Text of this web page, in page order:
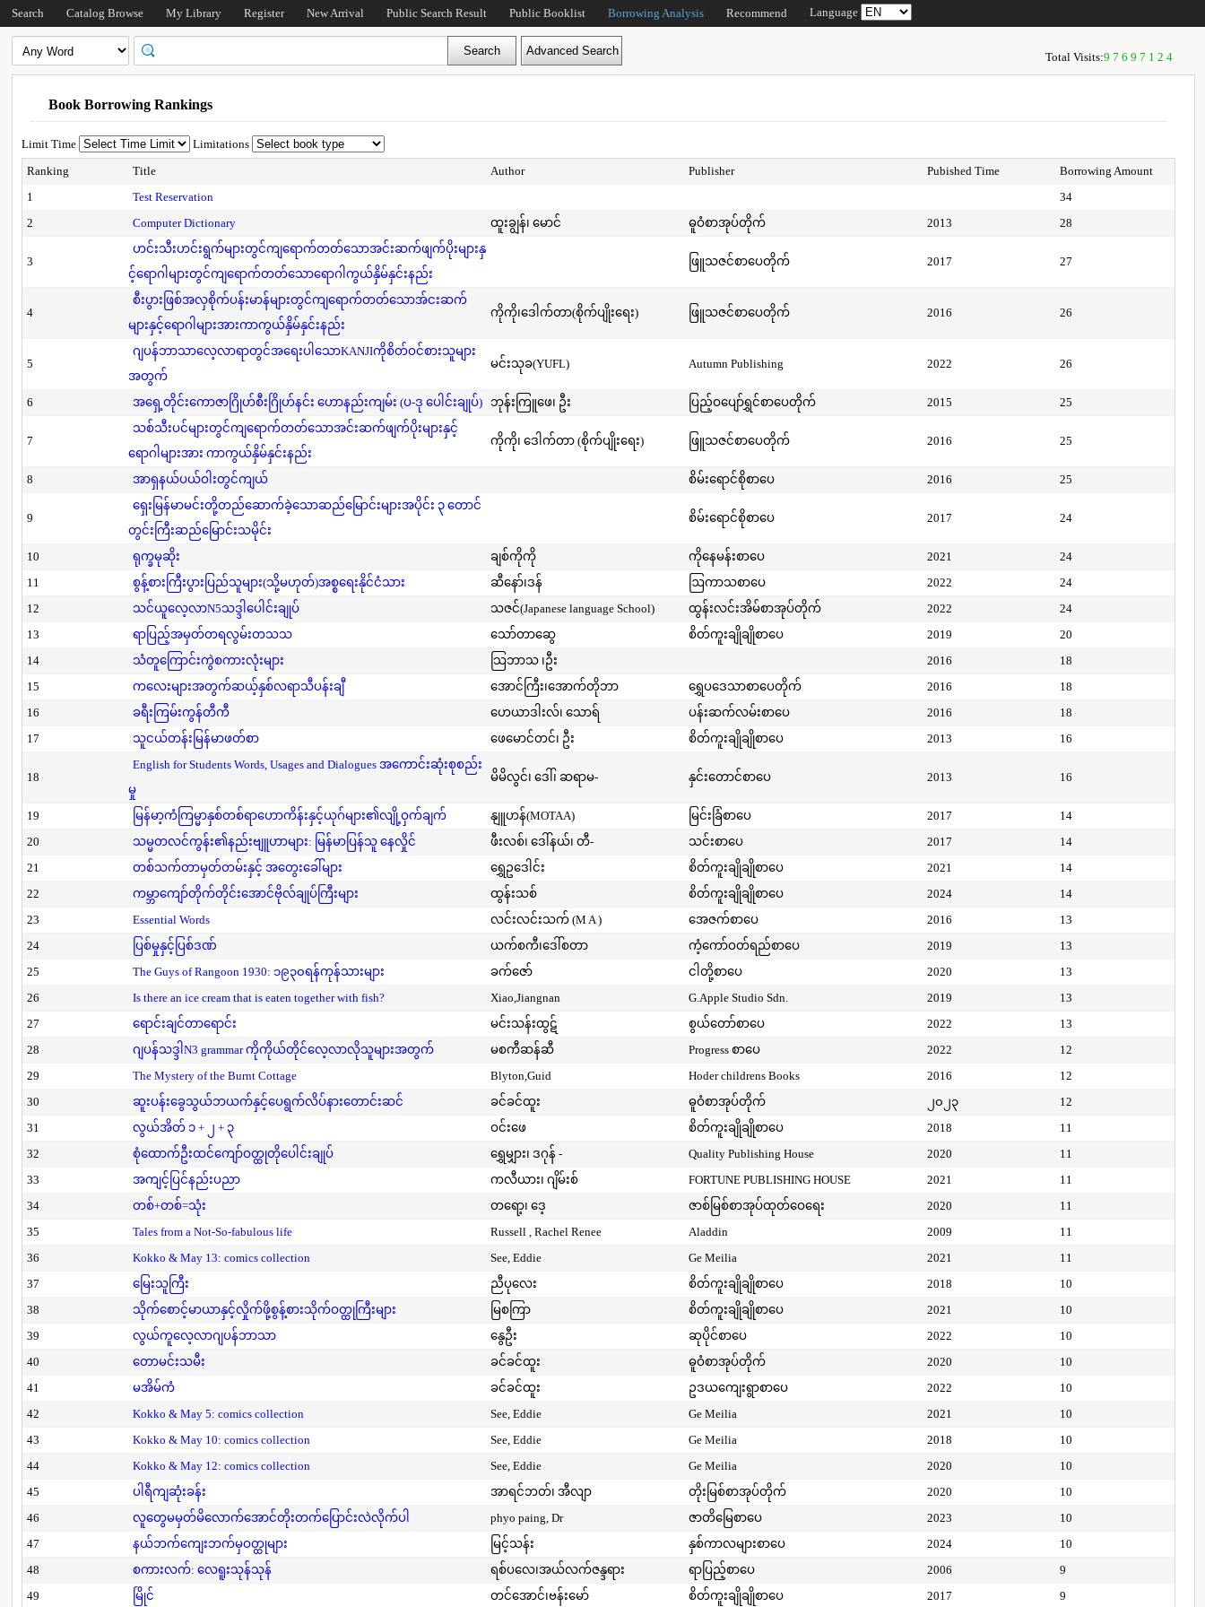
Search Catalog Browse My Library Register New Arrival Public Search Result Public Booklist Borrowing Analysis Recommend Language
Total Visits:97697124
Book Borrowing Rankings
Limit Time
Limitations
Ranking
Title Author Publisher Pubished Time
Borrowing Amount
1
Test Reservation
34
2
Computer Dictionary ထူးချွန်၊ မောင် ဓူဝံစာအုပ်တိုက် 2013 28
3
ဟင်းသီးဟင်းရွက်များတွင်ကျရောက်တတ်သောအင်းဆက်ဖျက်ပိုးများနှ
င့်ရောဂါများတွင်ကျရောက်တတ်သောရောဂါကွယ်နှိမ်နှင်းနည်း
ဖြူသဇင်စာပေတိုက် 2017 27
4
စီးပွားဖြစ်အလှစိုက်ပန်းမာန်များတွင်ကျရောက်တတ်သောအ်ငးဆက်
များနှင့်ရောဂါများအားကာကွယ်နှိမ်နှင်းနည်း
ကိုကို၊ဒေါက်တာ(စိုက်ပျိုးရေး) ဖြူသဇင်စာပေတိုက် 2016 26
5
ဂျပန်ဘာသာလေ့လာရာတွင်အရေးပါသောKANJIကိုစိတ်ဝင်စားသူများ
အတွက်
မင်းသုခ(YUFL) Autumn Publishing 2022 26
6 အရှေ့တိုင်းကောဇာဂြိုဟ်စီးဂြိုဟ်နင်း ဟောနည်းကျမ်း (ပ-ဒု ပေါင်းချုပ်) ဘုန်းကြူဖေ၊ ဦး ပြည့်ဝပျော်ရွှင်စာပေတိုက် 2015 25
7
သစ်သီးပင်များတွင်ကျရောက်တတ်သောအင်းဆက်ဖျက်ပိုးများနှင့်
ရောဂါများအား ကာကွယ်နှိမ်နှင်းနည်း
ကိုကို၊ ဒေါက်တာ (စိုက်ပျိုးရေး) ဖြူသဇင်စာပေတိုက် 2016 25
8 အာရှနယ်ပယ်ဝါးတွင်ကျယ် စိမ်းရောင်စိုစာပေ 2016 25
9
ရှေးမြန်မာမင်းတို့တည်ဆောက်ခဲ့သောဆည်မြောင်းများအပိုင်း ၃ တောင်
တွင်းကြီးဆည်မြောင်းသမိုင်း
စိမ်းရောင်စိုစာပေ 2017 24
10 ရုက္ခမုဆိုး ချစ်ကိုကို ကိုနေမန်းစာပေ 2021
24
11
စွန့်စားကြီးပွားပြည်သူများ(သို့မဟုတ်)အစ္စရေးနိုင်ငံသား ဆီနော်၊ဒန် ဩကာသစာပေ 2022
24
12
သင်ယူလေ့လာN5သဒ္ဒါပေါင်းချုပ် သဇင်(Japanese language School) ထွန်းလင်းအိမ်စာအုပ်တိုက် 2022
24
13
ရာပြည့်အမှတ်တရလွမ်းတသသ သော်တာဆွေ စိတ်ကူးချိုချိုစာပေ 2019
20
14
သံတူကြောင်းကွဲစကားလုံးများ သြဘာသ ၊ဦး 2016
18
15
ကလေးများအတွက်ဆယ့်နှစ်လရာသီပန်းချီ အောင်ကြီး၊အောက်တိုဘာ ရွှေပဒေသာစာပေတိုက် 2016
18
16
ခရီးကြမ်းကွန်တီကီ ဟေယာဒါးလ်၊ သောရ် ပန်းဆက်လမ်းစာပေ 2016
18
17
သူငယ်တန်းမြန်မာဖတ်စာ ဖေမောင်တင်၊ ဦး စိတ်ကူးချိုချိုစာပေ 2013 16
18
English for Students Words, Usages and Dialogues အကောင်းဆုံးစုစည်း
မှု
မိမိလွင်၊ ဒေါ်၊ ဆရာမ- နှင်းတောင်စာပေ 2013 16
19 မြန်မာ့ကံကြမ္မာနှစ်တစ်ရာဟောကိန်းနှင့်ယုဂ်များ၏လျို့ဝှက်ချက် နျူဟန်(MOTAA) မြင်းခြံစာပေ 2017
14
20
သမ္မတလင်ကွန်း၏နည်းဗျူဟာများ: မြန်မာပြန်သူ နေလှိုင် ဖီးလစ်၊ ဒေါ်နယ်၊ တီ- သင်းစာပေ 2017
14
21
တစ်သက်တာမှတ်တမ်းနှင့် အတွေးခေါ်များ ရွှေဥဒေါင်း စိတ်ကူးချိုချိုစာပေ 2021
14
22
ကမ္ဘာကျော်တိုက်တိုင်းအောင်ဗိုလ်ချုပ်ကြီးများ ထွန်းသစ် စိတ်ကူးချိုချိုစာပေ 2024
14
23
Essential Words လင်းလင်းသက် (M A ) အေဇက်စာပေ 2016
13
24
ပြစ်မှုနှင့်ပြစ်ဒဏ် ယက်စကီ၊ဒေါ်စတာ ကံ့ကော်ဝတ်ရည်စာပေ 2019
13
25
The Guys of Rangoon 1930: ၁၉၃၀ရန်ကုန်သားများ ခက်ဇော် ငါတို့စာပေ 2020
13
26
Is there an ice cream that is eaten together with fish? Xiao,Jiangnan G.Apple Studio Sdn. 2019
13
27
ရောင်းချင်တာရောင်း မင်းသန်းထွဋ် စွယ်တော်စာပေ 2022
13
28
ဂျပန်သဒ္ဒါN3 grammar ကိုကိုယ်တိုင်လေ့လာလိုသူများအတွက် မစကီဆန်ဆီ Progress စာပေ 2022
12
29
The Mystery of the Burnt Cottage Blyton,Guid Hoder childrens Books 2016
12
30
ဆူးပန်းခွေသွယ်ဘယက်နှင့်ပေရွက်လိပ်နားတောင်းဆင် ခင်ခင်ထူး ဓူဝံစာအုပ်တိုက် ၂၀၂၃
12
31
လွယ်အိတ် ၁ + ၂ + ၃ ဝင်းဖေ စိတ်ကူးချိုချိုစာပေ 2018
11
32
စုံထောက်ဦးထင်ကျော်ဝတ္ထုတိုပေါင်းချုပ် ရွှေမျှား၊ ဒဂုန် - Quality Publishing House 2020
11
33
အကျင့်ပြင်နည်းပညာ ကလီယား၊ ဂျိမ်းစ် FORTUNE PUBLISHING HOUSE 2021
11
34
တစ်+တစ်=သုံး တရော့၊ ဒေ့ ဇာစ်မြစ်စာအုပ်ထုတ်ဝေရေး 2020
11
35
Tales from a Not-So-fabulous life Russell , Rachel Renee Aladdin 2009
11
36
Kokko & May 13: comics collection See, Eddie Ge Meilia 2021
11
37
မြေးသူကြီး ညီပုလေး စိတ်ကူးချိုချိုစာပေ 2018
10
38
သိုက်စောင့်မာယာနှင့်လှိုက်ဖို့စွန့်စားသိုက်ဝတ္ထုကြီးများ မြစကြာ စိတ်ကူးချိုချိုစာပေ 2021
10
39
လွယ်ကူလေ့လာဂျပန်ဘာသာ နွေဦး ဆုပိုင်စာပေ 2022
10
40
တောမင်းသမီး ခင်ခင်ထူး ဓူဝံစာအုပ်တိုက် 2020
10
41
မအိမ်ကံ ခင်ခင်ထူး ဥဒယကျေးရွာစာပေ 2022
10
42
Kokko & May 5: comics collection See, Eddie Ge Meilia 2021
10
43
Kokko & May 10: comics collection See, Eddie Ge Meilia 2018
10
44
Kokko & May 12: comics collection See, Eddie Ge Meilia 2020
10
45
ပါရီကျဆုံးခန်း အာရင်ဘတ်၊ အီလျာ တိုးမြစ်စာအုပ်တိုက် 2020
10
46
လူတွေမမှတ်မိလောက်အောင်တိုးတက်ပြောင်းလဲလိုက်ပါ phyo paing, Dr ဇာတိမြေစာပေ 2023
10
47
နယ်ဘက်ကျေးဘက်မှဝတ္ထုများ မြင့်သန်း နှစ်ကာလများစာပေ 2024
10
48
စကားလက်: လေရူးသုန်သုန် ရစ်ပလေ၊အယ်လက်ဇန္ဒရား ရာပြည့်စာပေ 2006
9
49
မြိုင် တင်အောင်၊ဗန်းမော် စိတ်ကူးချိုချိုစာပေ 2017 9